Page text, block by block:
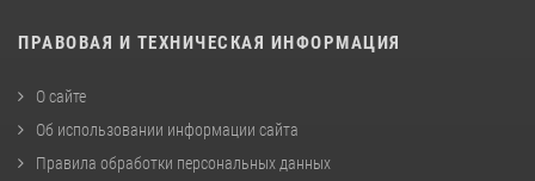
ПРАВОВАЯ И ТЕХНИЧЕСКАЯ ИНФОРМАЦИЯ
О сайте
Об использовании информации сайта
Правила обработки персональных данных